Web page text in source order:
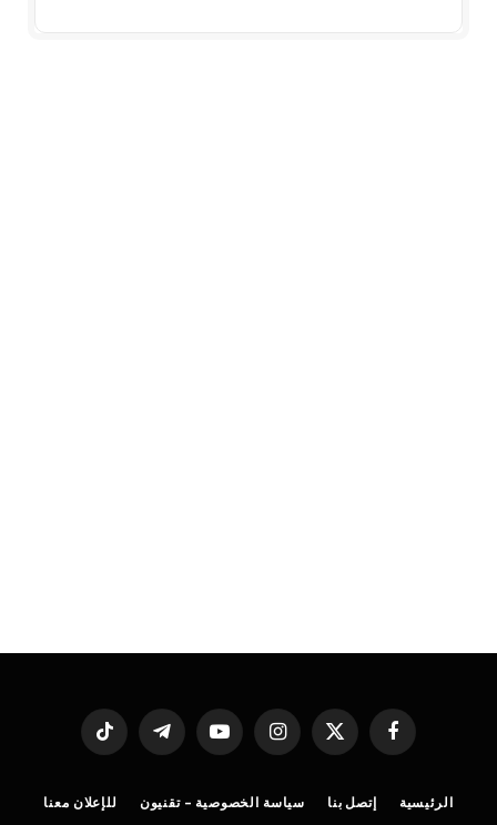
فيسبوك
X
الانستغراميوتيوب تيلقرام تيكتوك
الرئيسية إتصل بنا سياسة الخصوصية – تقنيون للإعلان معنا